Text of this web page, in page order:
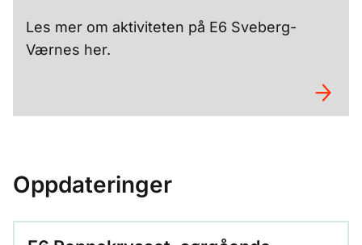
Les mer om aktiviteten på E6 Sveberg-
Værnes her.
Oppdateringer